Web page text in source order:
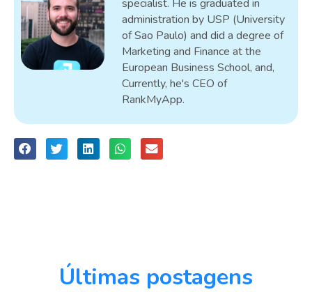
specialist. He is graduated in
administration by USP (University
of Sao Paulo) and did a degree of
Marketing and Finance at the
European Business School, and,
Currently, he's CEO of
RankMyApp.
Últimas postagens